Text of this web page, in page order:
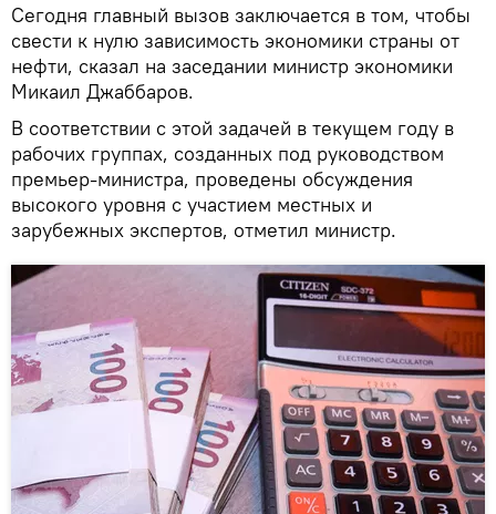
Сегодня главный вызов заключается в том, чтобы
свести к нулю зависимость экономики страны от
нефти, сказал на заседании министр экономики
Микаил Джаббаров.
В соответствии с этой задачей в текущем году в
рабочих группах, созданных под руководством
премьер-министра, проведены обсуждения
высокого уровня с участием местных и
зарубежных экспертов, отметил министр.